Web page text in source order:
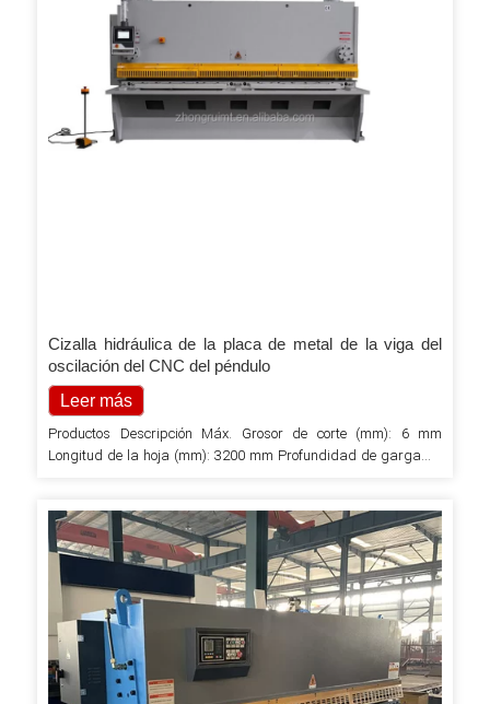
Cizalla hidráulica de la placa de metal de la viga del
oscilación del CNC del péndulo
Leer más
Productos Descripción Máx. Grosor de corte (mm): 6 mm
Longitud de la hoja (mm): 3200 mm Profundidad de garganta
Certificación: CE Voltaje: según demanda de los consumidores
Partes eléctricas: Siemens & Schneider CONTROLADOR: CNC
ELECTRICIDAD…